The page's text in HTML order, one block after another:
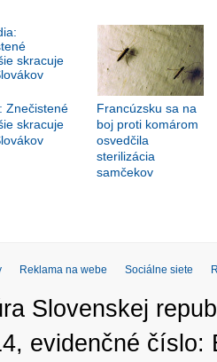
Znečistené
skracuje
Francúzsku sa na
boj proti komárom
osvedčila
sterilizácia
samčekov
Reklama na webe Sociálne siete
Slovenskej
evidenčné číslo: